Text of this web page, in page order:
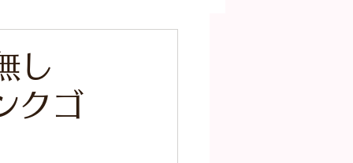
し
クゴ